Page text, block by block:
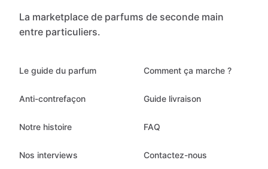
La marketplace de parfums de seconde main
entre particuliers.
Le guide du parfum
Anti-contrefaçon
Notre histoire
Nos interviews
Comment ça marche ?
Guide livraison
FAQ
Contactez-nous